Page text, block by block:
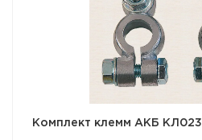
Комплект клемм АКБ КЛ023